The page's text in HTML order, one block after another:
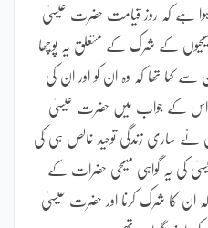
ہوا ہے کہ روز قیامت حضرت عیسیٰ
کے شرک کے متعلق یہ پوچھا
کہا تھا کہ وہ ان کو اور ان کی
اس کے جواب میں حضرت عیسیٰ
ساری زندگی توحید خالص ہی کی
کی یہ گواہی مسیحی حضرات کے
کا شرک کرنا اور حضرت عیسیٰ